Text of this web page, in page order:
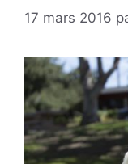
17 mars 2016